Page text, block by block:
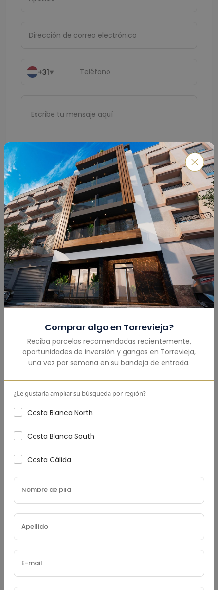
Comprar algo en Torrevieja?
Reciba parcelas recomendadas recientemente,
oportunidades de inversión y gangas en Torrevieja,
una vez por semana en su bandeja de entrada.
¿Le gustaría ampliar su búsqueda por región?
Costa Blanca North
Costa Blanca South
Costa Cálida
+31▼
Enviar
Calculadora Hipotecaria
Monto Total(€)
Pago Inicial(€)
Plazo Del Préstamo (Años)
Impuesto Sobre La Propiedad
Seguro De Hogar(€)